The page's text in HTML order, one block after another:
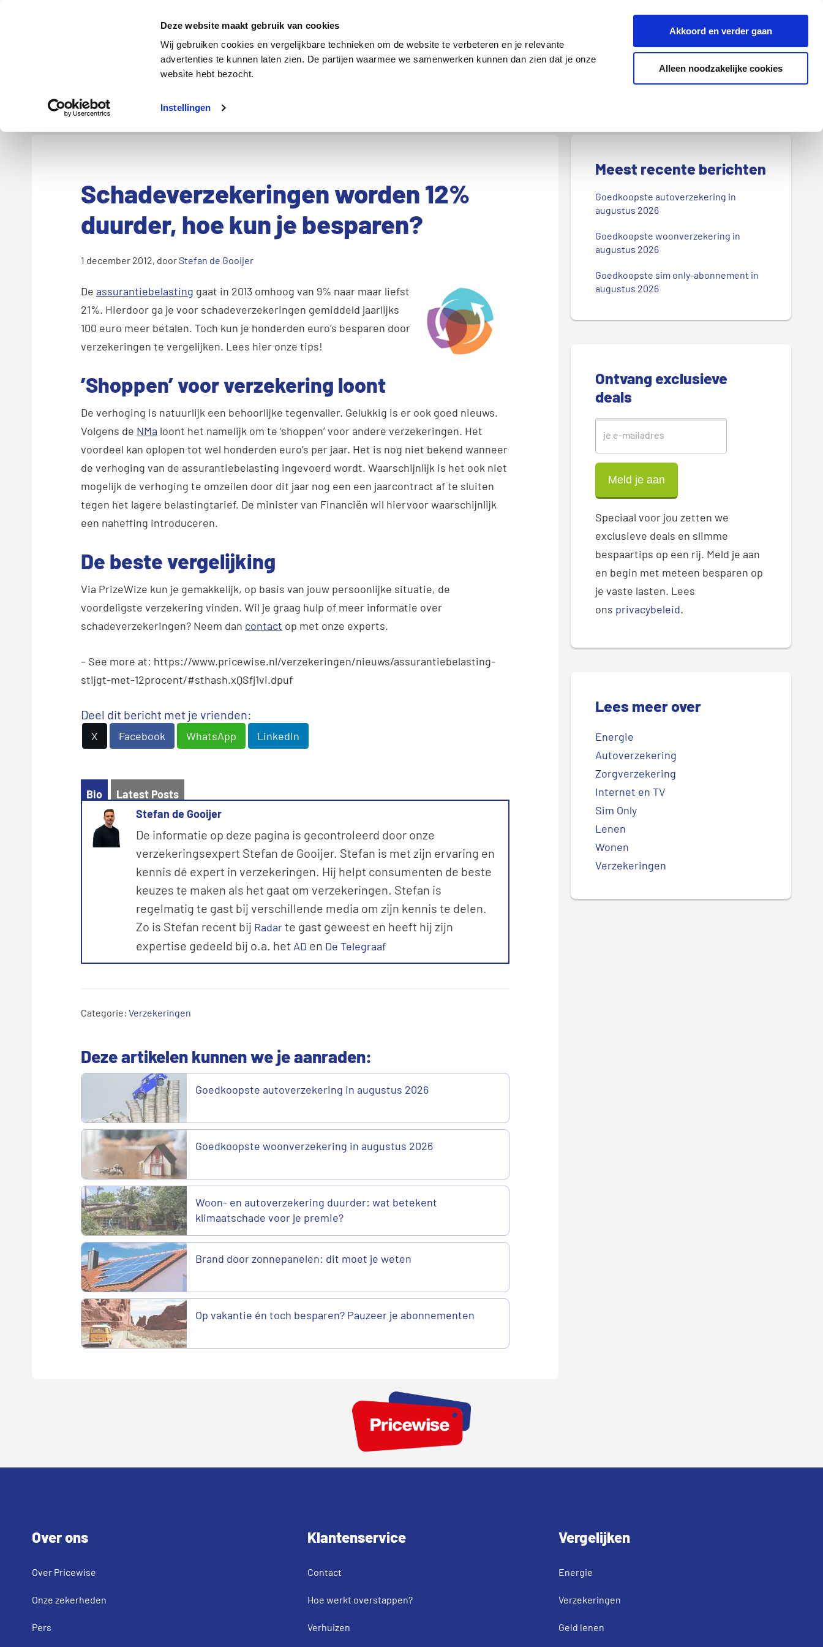
Deze website maakt gebruik van cookies
Wij gebruiken cookies en vergelijkbare technieken om de website te verbeteren en je relevante
advertenties te kunnen laten zien. De partijen waarmee we samenwerken kunnen dan zien dat je onze
website hebt bezocht.
Instellingen
Akkoord en verder gaan
Alleen noodzakelijke cookies
Energie Verzekeringen Internet en tv
Z
e
k
d
n
b
o
g
.
.
Energie Autoverzekering
Schadeverzekeringen worden 12%
duurder, hoe kun je besparen?
1 december 2012, doorStefan de Gooijer
De assurantiebelasting gaat in 2013 omhoog van 9% naar maar liefst
21%. Hierdoor ga je voor schadeverzekeringen gemiddeld jaarlijks
100 euro meer betalen. Toch kun je honderden euro’s besparen door
verzekeringen te vergelijken. Lees hier onze tips!
’Shoppen’ voor verzekering loont
De verhoging is natuurlijk een behoorlijke tegenvaller. Gelukkig is er ook goed nieuws.
Volgens de NMa loont het namelijk om te ‘shoppen’ voor andere verzekeringen. Het
voordeel kan oplopen tot wel honderden euro’s per jaar. Het is nog niet bekend wanneer
de verhoging van de assurantiebelasting ingevoerd wordt. Waarschijnlijk is het ook niet
mogelijk de verhoging te omzeilen door dit jaar nog een een jaarcontract af te sluiten
tegen het lagere belastingtarief. De minister van Financiën wil hiervoor waarschijnlijk
een naheffing introduceren.
De beste vergelijking
Via PrizeWize kun je gemakkelijk, op basis van jouw persoonlijke situatie, de
voordeligste verzekering vinden. Wil je graag hulp of meer informatie over
schadeverzekeringen? Neem dan contact op met onze experts.
– See more at: https://www.pricewise.nl/verzekeringen/nieuws/assurantiebelasting-
stijgt-met-12procent/#sthash.xQSfj1vi.dpuf
Deel dit bericht met je vrienden:
X Facebook WhatsApp LinkedIn
Bio
Latest Posts
Stefan de Gooijer
De informatie op deze pagina is gecontroleerd door onze
verzekeringsexpert Stefan de Gooijer. Stefan is met zijn ervaring en
kennis dé expert in verzekeringen. Hij helpt consumenten de beste
keuzes te maken als het gaat om verzekeringen. Stefan is
regelmatig te gast bij verschillende media om zijn kennis te delen.
Zo is Stefan recent bij Radarte gast geweest en heeft hij zijn
expertise gedeeld bij o.a. het AD en De Telegraaf
Categorie: Verzekeringen
Deze artikelen kunnen we je aanraden:
Goedkoopste autoverzekering in augustus 2026
Goedkoopste woonverzekering in augustus 2026
Woon- en autoverzekering duurder: wat betekent
klimaatschade voor je premie?
Brand door zonnepanelen: dit moet je weten
Op vakantie én toch besparen? Pauzeer je abonnementen
P
e
Meest recente berichten
Goedkoopste autoverzekering in
augustus 2026
Goedkoopste woonverzekering in
augustus 2026
Goedkoopste sim only-abonnement in
augustus 2026
Ontvang exclusieve
deals
Speciaal voor jou zetten we
exclusieve deals en slimme
bespaartips op een rij. Meld je aan
en begin met meteen besparen op
je vaste lasten. Lees
ons privacybeleid.
Lees meer over
Energie
Autoverzekering
Zorgverzekering
Internet en TV
Sim Only
Lenen
Wonen
Verzekeringen
Over ons
Over Pricewise
Onze zekerheden
Pers
Klantenservice
Contact
Hoe werkt overstappen?
Verhuizen
Vergelijken
Energie
Verzekeringen
Geld lenen